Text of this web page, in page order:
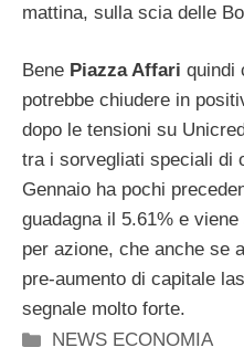
mattina, sulla scia delle
Bene Piazza Affari quindi
potrebbe chiudere in
dopo le tensioni su
tra i sorvegliati speciali di
Gennaio ha pochi
guadagna il 5.61% e
per azione, che anche se
pre-aumento di capitale
segnale molto forte.
Categorie
NEWS ECONOMIA